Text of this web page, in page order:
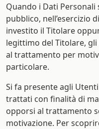
Quando i Dati
pubblico, nell’esercizio
investito il Titolare
legittimo del Titolare,
al trattamento per
particolare.
Si fa presente agli
trattati con finalità di
opporsi al trattamento
motivazione. Per